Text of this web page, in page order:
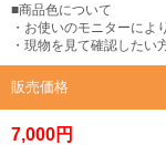
■商品色について
・お使いのモニターによ
・現物を見て確認したい
販売価格
7,000円